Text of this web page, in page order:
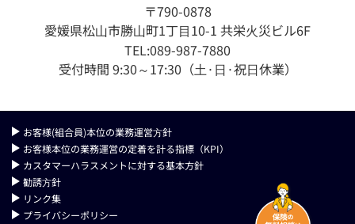
〒790-0878
愛媛県松⼭市勝⼭町1丁⽬10-1 共栄⽕災ビル6F
TEL:089-987-7880
受付時間 9:30～17:30（⼟·⽇·祝⽇休業）
お客様(組合員)本位の業務運営⽅針
お客様本位の業務運営の定着を計る指標（KPI）
カスタマーハラスメントに対する基本方針
勧誘⽅針
リンク集
プライバシーポリシー